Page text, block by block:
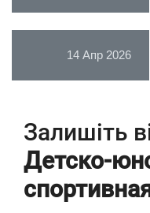
14 Апр 2026
Залишіть
Детско-